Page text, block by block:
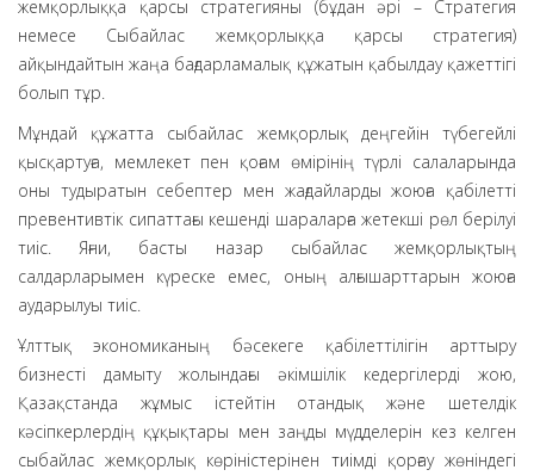
жемқорлыққа қарсы стратегияны (бұдан әрі – Стратегия
немесе Сыбайлас жемқорлыққа қарсы стратегия)
айқындайтын жаңа бағдарламалық құжатын қабылдау қажеттігі
болып тұр.
Мұндай құжатта сыбайлас жемқорлық деңгейін түбегейлі
қысқартуға, мемлекет пен қоғам өмірінің түрлі салаларында
оны тудыратын себептер мен жағдайларды жоюға қабілетті
превентивтік сипаттағы кешенді шараларға жетекші рөл берілуі
тиіс. Яғни, басты назар сыбайлас жемқорлықтың
салдарларымен күреске емес, оның алғышарттарын жоюға
аударылуы тиіс.
Ұлттық экономиканың бәсекеге қабілеттілігін арттыру
бизнесті дамыту жолындағы әкімшілік кедергілерді жою,
Қазақстанда жұмыс істейтін отандық және шетелдік
кәсіпкерлердің құқықтары мен заңды мүдделерін кез келген
сыбайлас жемқорлық көріністерінен тиімді қорғау жөніндегі